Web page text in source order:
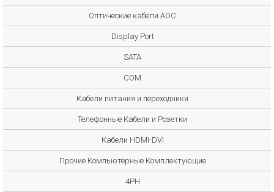
Оптические кабели AOC
Display Port
SATA
COM
Кабели питания и переходники
Телефонные Кабели и Розетки
Кабели HDMI-DVI
Прочие Компьютерные Комплектующие
4PH